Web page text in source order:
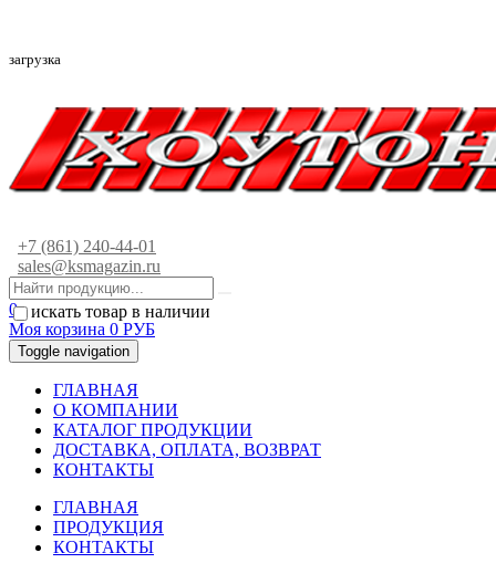
загрузка
+7 (861) 240-44-01
sales@ksmagazin.ru
искать товар в наличии
0
Моя корзина 0 РУБ
Toggle navigation
ГЛАВНАЯ
О КОМПАНИИ
КАТАЛОГ ПРОДУКЦИИ
ДОСТАВКА, ОПЛАТА, ВОЗВРАТ
КОНТАКТЫ
ГЛАВНАЯ
ПРОДУКЦИЯ
КОНТАКТЫ